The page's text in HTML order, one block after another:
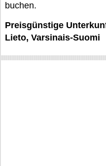
buchen.
Preisgünstige
Lieto, Varsinais-Suomi